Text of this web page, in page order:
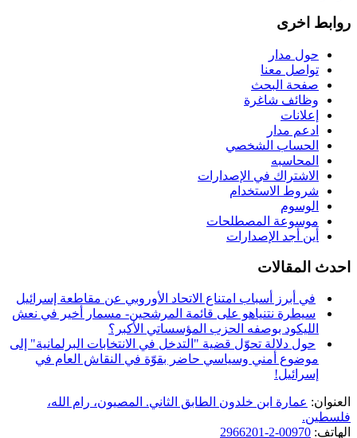
روابط اخرى
حول مدار
تواصل معنا
صفحة البحث
وظائف شاغرة
إعلانات
ادعم مدار
الحساب الشخصي
المحاسبه
الاشتراك في الإصدارات
شروط الاستخدام
الوسوم
موسوعة المصطلحات
أين أجد الإصدارات
احدث المقالات
في أبرز أسباب امتناع الاتحاد الأوروبي عن مقاطعة إسرائيل
سيطرة نتنياهو على قائمة المرشحين- مسمار أخير في نعش
الليكود بوصفه الحزب المؤسساتي الأكبر؟
حول دلالة تحوّل قضية "التدخل في الانتخابات البرلمانية" إلى
موضوع أمني وسياسي حاضر بقوّة في النقاش العام في
إسرائيل!
العنوان: عمارة ابن خلدون الطابق الثاني. المصيون، رام الله،
فلسطين.
الهاتف: 00970-2-2966201